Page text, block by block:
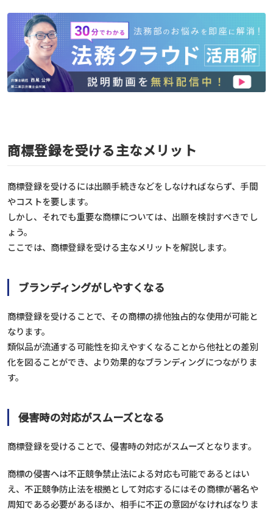
商標登録を受ける主なメリット
商標登録を受けるには出願手続きなどをしなければならず、手間
やコストを要します。
しかし、それでも重要な商標については、出願を検討すべきでし
ょう。
ここでは、商標登録を受ける主なメリットを解説します。
ブランディングがしやすくなる
商標登録を受けることで、その商標の排他独占的な使用が可能と
なります。
類似品が流通する可能性を抑えやすくなることから他社との差別
化を図ることができ、より効果的なブランディングにつながりま
す。
侵害時の対応がスムーズとなる
商標登録を受けることで、侵害時の対応がスムーズとなります。
商標の侵害へは不正競争禁止法による対応も可能であるとはい
え、不正競争防止法を根拠として対応するにはその商標が著名や
周知である必要があるほか、相手に不正の意図がなければなりま